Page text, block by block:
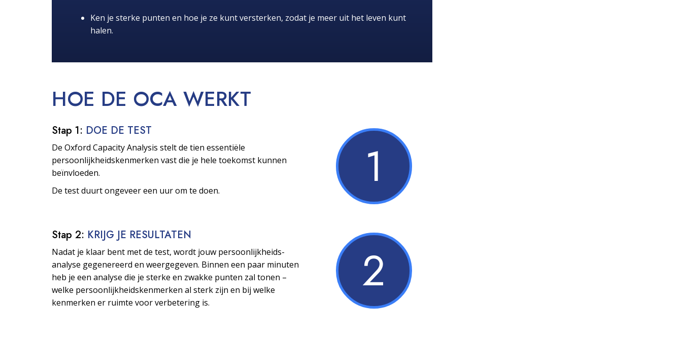
Ken je sterke punten en hoe je ze kunt versterken, zodat je meer uit het leven kunt
halen.
HOE DE OCA WERKT
Stap 1: DOE DE TEST
De Oxford Capacity Analysis stelt de tien essentiële
persoonlijkheids­kenmerken vast die je hele toekomst kunnen
beïnvloeden.
De test duurt ongeveer een uur om te doen.
1
Stap 2: KRIJG JE RESULTATEN
Nadat je klaar bent met de test, wordt jouw persoonlijkheids­
analyse gegenereerd en weergegeven. Binnen een paar minuten
heb je een analyse die je sterke en zwakke punten zal tonen –
welke persoonlijkheids­kenmerken al sterk zijn en bij welke
kenmerken er ruimte voor verbetering is.
2